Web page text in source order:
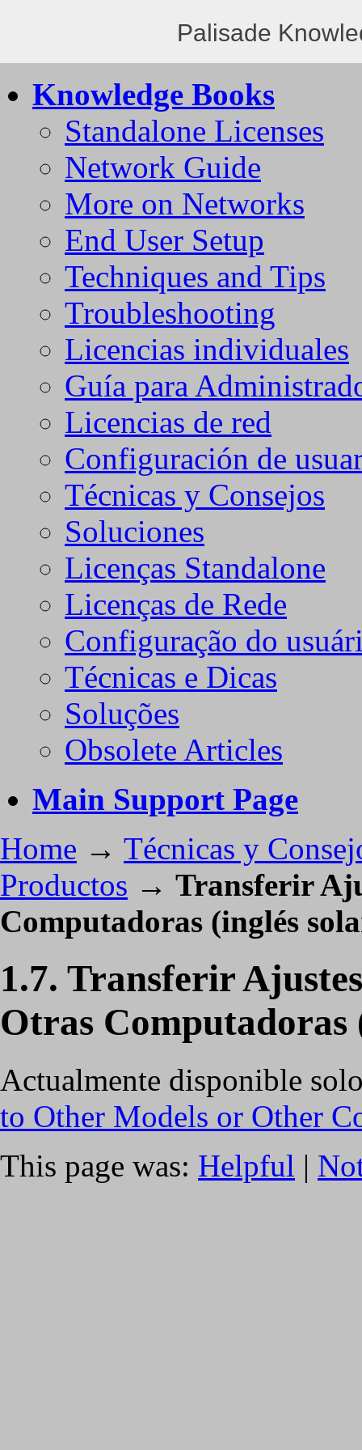
Palisade
Knowledge Books
Standalone Licenses
Network Guide
More on Networks
End User Setup
Techniques and Tips
Troubleshooting
Licencias individuales
Guía para
Licencias de red
Configuración de
Técnicas y Consejos
Soluciones
Licenças Standalone
Licenças de Rede
Configuração do
Técnicas e Dicas
Soluções
Obsolete Articles
Main Support Page
Home → Técnicas y
Productos → Transferir
Computadoras (inglés
1.7. Transferir
Otras Computadoras
Actualmente disponible
to Other Models or Other
This page was: Helpful |